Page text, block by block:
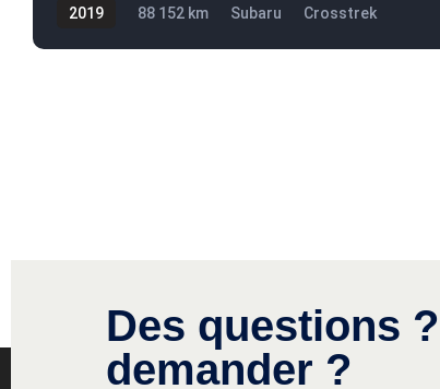
2019 88 152 km Subaru
Crosstrek
Des questions
demander ?